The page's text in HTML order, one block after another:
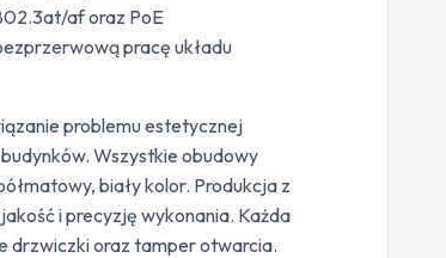
af oraz PoE
pracę układu
problemu estetycznej
Wszystkie obudowy
biały kolor. Produkcja z
i precyzję wykonania. Każda
drzwiczki oraz tamper otwarcia.